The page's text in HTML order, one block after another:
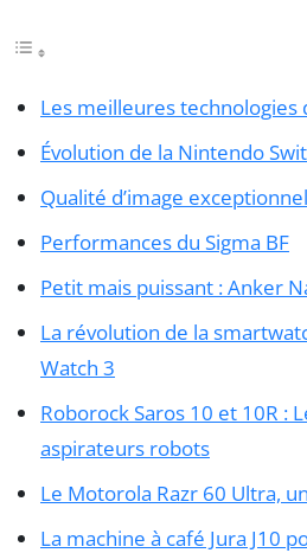
Les meilleures technologies
Évolution de la Nintendo
Qualité d’image
Performances du Sigma BF
Petit mais puissant : Anker
La révolution de la
Watch 3
Roborock Saros 10 et 10R :
aspirateurs robots
Le Motorola Razr 60 Ultra,
La machine à café Jura J10